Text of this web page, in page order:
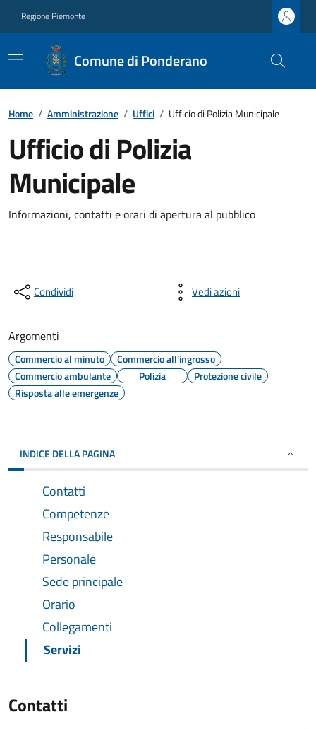
Regione Piemonte
Comune di Ponderano
Home / Amministrazione / Uffici / Ufficio di Polizia Municipale
Ufficio di Polizia
Municipale
Informazioni, contatti e orari di apertura al pubblico
Condividi Vedi azioni
Argomenti
Commercio al minuto
Commercio all'ingrosso
Commercio ambulante
Polizia
Protezione civile
Risposta alle emergenze
INDICE DELLA PAGINA
Contatti
Competenze
Responsabile
Personale
Sede principale
Orario
Collegamenti
Servizi
Contatti